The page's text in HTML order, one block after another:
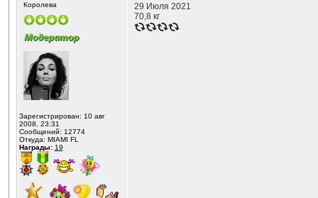
Королева
Зарегистрирован: 10 авг
2008, 23:31
Сообщений: 12774
Откуда: MIAMI FL
Награды: 19
29 Июля 2021
70,8 кг